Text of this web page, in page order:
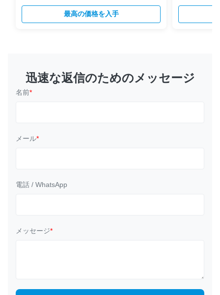
比較: 標準 テスト タイプ ろ過効率 浸透 吸入の
抵抗 流れをテストして下さい テスト粒子
EN149 FFP1 ≥80% 20% 21mm H2O 95L/Min
ラスチッ...
最高の価格を入手
の高いフィル
容易な使用を
節可能な鼻の
迅速な返信のためのメッセージ
名前*
メール*
電話 / WhatsApp
メッセージ*